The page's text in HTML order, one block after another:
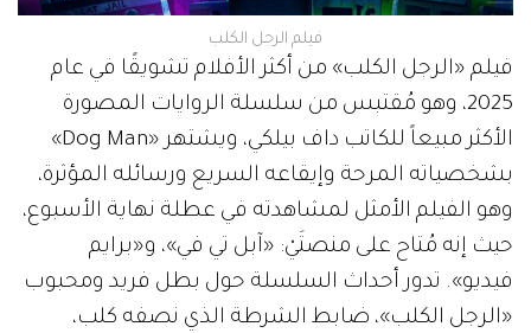
فيلم الرجل الكلب
فيلم «الرجل الكلب» من أكثر الأفلام تشويقًا في عام
2025، وهو مُقتبس من سلسلة الروايات المصورة
الأكثر مبيعاً للكاتب داف بيلكي، ويشتهر «Dog Man»
بشخصياته المرحة وإيقاعه السريع ورسائله المؤثرة،
وهو الفيلم الأمثل لمشاهدته في عطلة نهاية الأسبوع،
حيث إنه مُتاح على منصتَيْ: «آبل تي في»، و«برايم
فيديو». تدور أحداث السلسلة حول بطل فريد ومحبوب
«الرجل الكلب»، ضابط الشرطة الذي نصفه كلب،